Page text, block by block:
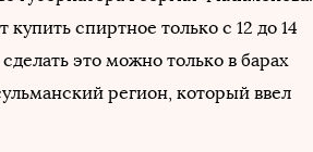
спиртное только с 12 до 14
это можно только в барах
регион, который ввел